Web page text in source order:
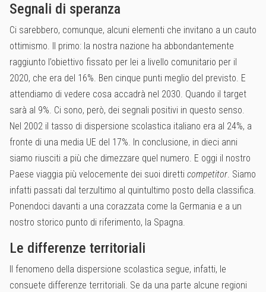
Segnali di speranza
Ci sarebbero, comunque, alcuni elementi che invitano a un cauto
ottimismo. Il primo: la nostra nazione ha abbondantemente
raggiunto l’obiettivo fissato per lei a livello comunitario per il
2020, che era del 16%. Ben cinque punti meglio del previsto. E
attendiamo di vedere cosa accadrà nel 2030. Quando il target
sarà al 9%. Ci sono, però, dei segnali positivi in questo senso.
Nel 2002 il tasso di dispersione scolastica italiano era al 24%, a
fronte di una media UE del 17%. In conclusione, in dieci anni
siamo riusciti a più che dimezzare quel numero. E oggi il nostro
Paese viaggia più velocemente dei suoi diretti competitor. Siamo
infatti passati dal terzultimo al quintultimo posto della classifica.
Ponendoci davanti a una corazzata come la Germania e a un
nostro storico punto di riferimento, la Spagna.
Le differenze territoriali
Il fenomeno della dispersione scolastica segue, infatti, le
consuete differenze territoriali. Se da una parte alcune regioni